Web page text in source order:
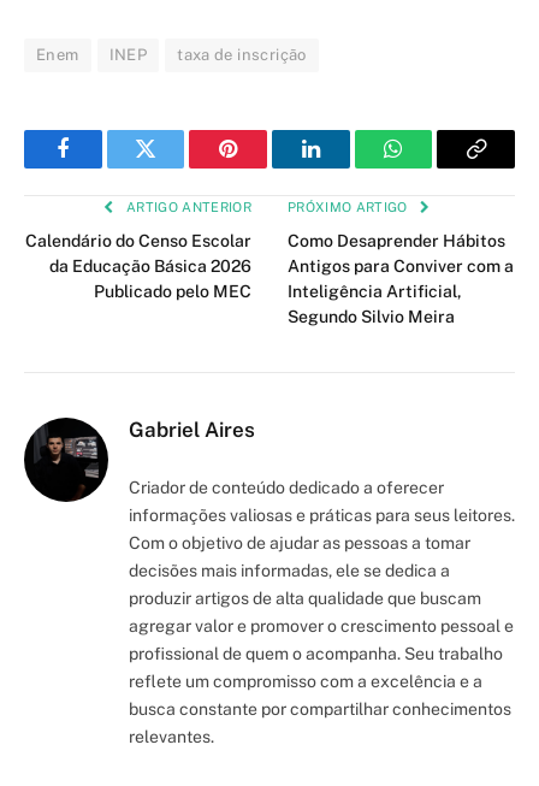
Enem INEP taxa de inscrição
FacebookTwitter Pinterest LinkedInWhatsAppCopy
ARTIGO ANTERIOR
Calendário do Censo Escolar
da Educação Básica 2026
Publicado pelo MEC
PRÓXIMO ARTIGO
Como Desaprender Hábitos
Antigos para Conviver com a
Inteligência Artificial,
Segundo Silvio Meira
Gabriel Aires
Criador de conteúdo dedicado a oferecer
informações valiosas e práticas para seus leitores.
Com o objetivo de ajudar as pessoas a tomar
decisões mais informadas, ele se dedica a
produzir artigos de alta qualidade que buscam
agregar valor e promover o crescimento pessoal e
profissional de quem o acompanha. Seu trabalho
reflete um compromisso com a excelência e a
busca constante por compartilhar conhecimentos
relevantes.